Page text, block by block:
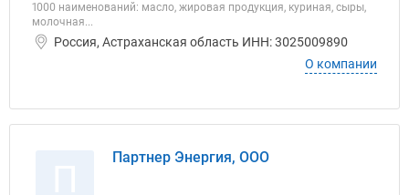
1000 наименований: масло, жировая продукция, куриная, сыры,
молочная...
Россия, Астраханская область ИНН: 3025009890
О компании
Партнер Энергия, ООО